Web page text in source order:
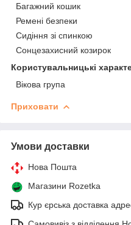
Багажний кошик
Ремені безпеки
Сидіння зі спинкою
Сонцезахисний козирок
Користувальницькі
Вікова група
Приховати
Умови доставки
Нова Пошта
Магазини Rozetka
Кур єрська доставка